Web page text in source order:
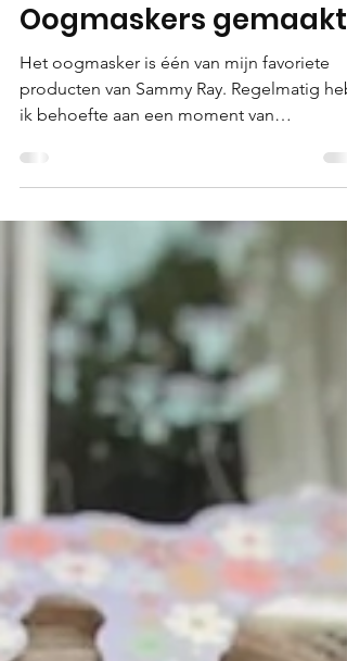
Werkwijze: Hoe worden
onze ontspannen
Oogmaskers gemaakt?
Het oogmasker is één van mijn favoriete
producten van Sammy Ray. Regelmatig heb
ontspanning, en dan komt...